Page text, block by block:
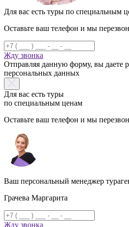
Для вас есть туры по специальным
Оставьте ваш телефон и мы
Жду звонка
Отправляя данную форму, вы даете
персональных данных
Для вас есть туры
по специальным ценам
Оставьте ваш телефон и мы
Ваш персональный менеджер
Грачева Маргарита
Жду звонка